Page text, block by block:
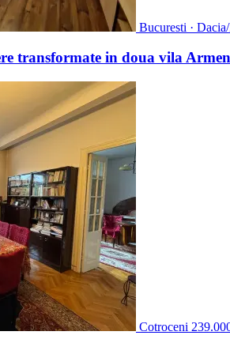
Bucuresti ·
transformate in doua vila
Cotroceni